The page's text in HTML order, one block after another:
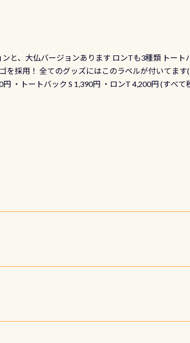
と、大仏バージョンあります ロンTも3種類 トート
を採用！ 全てのグッズにはこのラベルが付いてま
・トートバック S 1,390円 ・ロンT 4,200円 (すべて